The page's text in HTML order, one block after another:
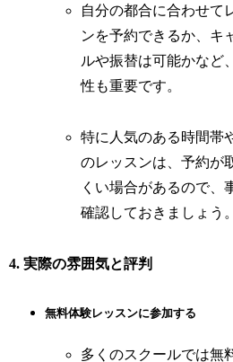
自分の都合に合わせて
ンを予約できるか、キ
ルや振替は可能かなど
性も重要です。
特に人気のある時間帯
のレッスンは、予約が
くい場合があるので、
確認しておきましょう。
4. 実際の雰囲気と評判
無料体験レッスンに参加する
多くのスクールでは無